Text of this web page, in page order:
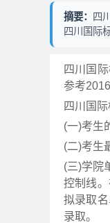
摘要：
四
四川国际
四川国
参考
四川国
(一)考生
(二)考生
(三)学院
控制线
拟录取
录取。